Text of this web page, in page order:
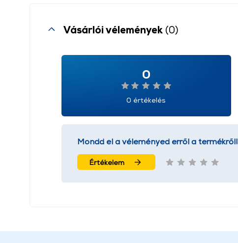
Vásárlói vélemények (0)
0
0 értékelés
Mondd el a véleményed erről a termékről!
Értékelem